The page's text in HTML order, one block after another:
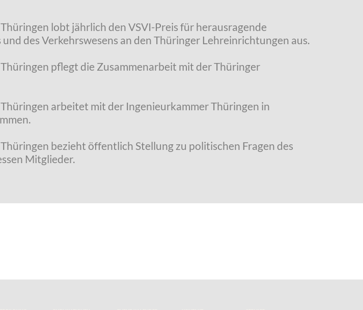
lobt jährlich den VSVI-Preis für herausragende
des Verkehrswesens an den Thüringer Lehreinrichtungen aus.
pflegt die Zusammenarbeit mit der Thüringer
arbeitet mit der Ingenieurkammer Thüringen in
bezieht öffentlich Stellung zu politischen Fragen des
Mitglieder.